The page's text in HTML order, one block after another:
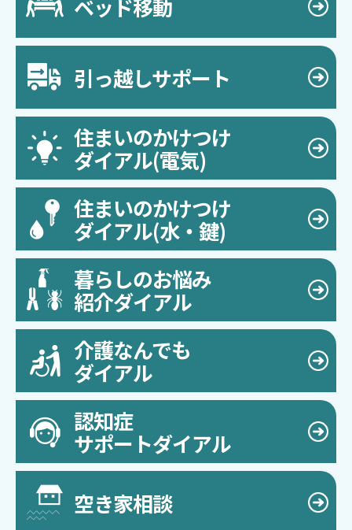
ベッド移動
引っ越しサポート
住まいのかけつけ
ダイアル(電気)
住まいのかけつけ
ダイアル(水・鍵)
暮らしのお悩み
紹介ダイアル
介護なんでも
ダイアル
認知症
サポートダイアル
空き家相談